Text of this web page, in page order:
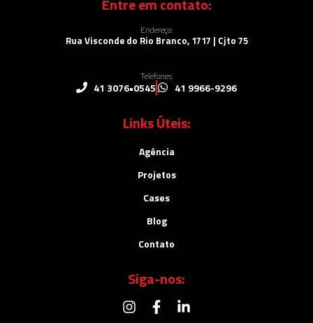
Entre em contato:
Endereço:
Rua Visconde do Rio Branco, 1717 | Cjto 75
Telefones:
41 3076•0545 41 9966-9296
Links Úteis:
Agência
Projetos
Cases
Blog
Contato
Siga-nos: